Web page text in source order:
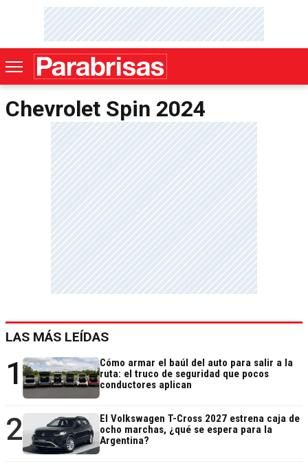
Chevrolet Spin 2024
LAS MÁS LEÍDAS
1
Cómo armar el baúl del auto para salir a la
ruta: el truco de seguridad que pocos
conductores aplican
2
El Volkswagen T-Cross 2027 estrena caja de
ocho marchas, ¿qué se espera para la
Argentina?